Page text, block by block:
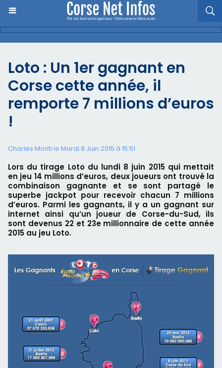
Loto : Un 1er gagnant en
Corse cette année, il
remporte 7 millions d’euros
!
Charles Monti le Mardi 9 Juin 2015 à 15:51
Lors du tirage Loto du lundi 8 juin 2015 qui mettait
en jeu 14 millions d’euros, deux joueurs ont trouvé la
combinaison gagnante et se sont partagé le
superbe jackpot pour recevoir chacun 7 millions
d’euros. Parmi les gagnants, il y a un gagnant sur
internet ainsi qu’un joueur de Corse-du-Sud, ils
sont devenus 22 et 23e millionnaire de cette année
2015 au jeu Loto.